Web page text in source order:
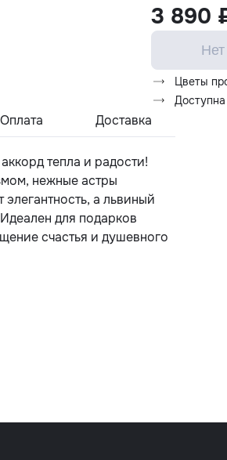
3 890
Цветы
Оплата Доставка
тепла и радости!
нежные астры
а львиный
для подарков
счастья и душевного